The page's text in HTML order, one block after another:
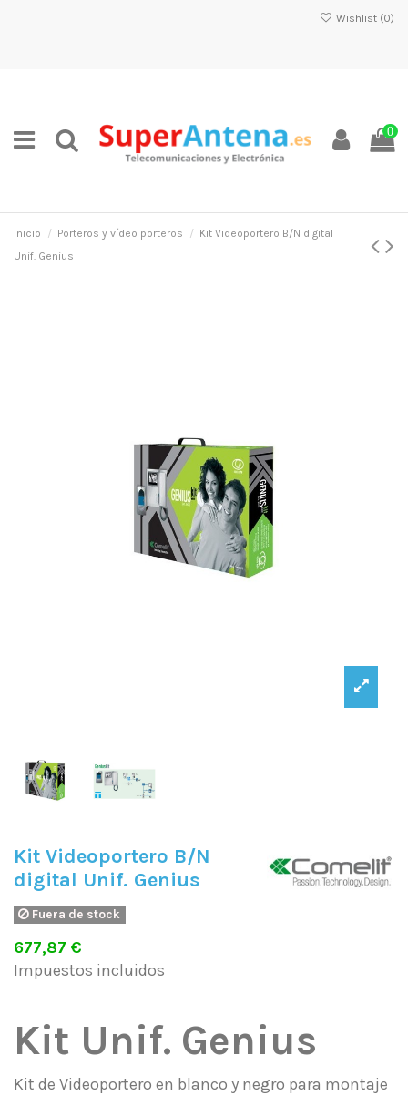
Wishlist (0)
0
Inicio Porteros y vídeo porteros
Kit Videoportero B/N digital
Unif. Genius
Kit Videoportero B/N
digital Unif. Genius
Fuera de stock
677,87 €
Impuestos incluidos
Kit Unif. Genius
Kit de Videoportero en blanco y negro para montaje